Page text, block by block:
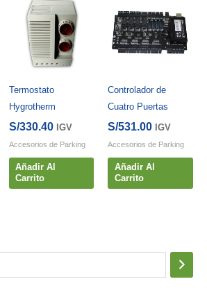
Termostato
Hygrotherm
S/330.40 IGV
Accesorios de Parking
Añadir Al
Carrito
Controlador de
Cuatro Puertas
S/531.00 IGV
Accesorios de Parking
Añadir Al
Carrito